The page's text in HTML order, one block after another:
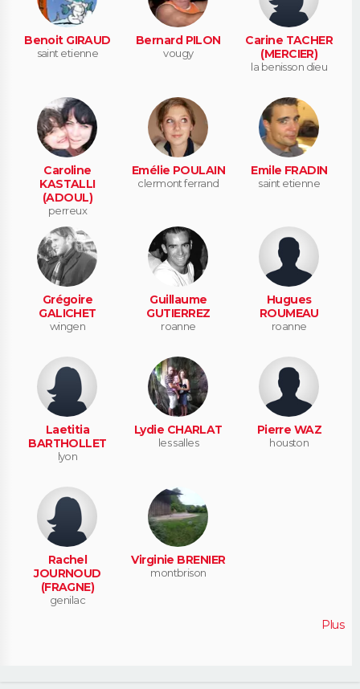
Benoit GIRAUD
saint etienne
Bernard PILON
vougy
Carine TACHER
(MERCIER)
la benisson dieu
Caroline
KASTALLI
(ADOUL)
perreux
Emélie POULAIN
clermont ferrand
Emile FRADIN
saint etienne
Grégoire
GALICHET
wingen
Guillaume
GUTIERREZ
roanne
Hugues
ROUMEAU
roanne
Laetitia
BARTHOLLET
lyon
Lydie CHARLAT
les salles
Pierre WAZ
houston
Rachel
JOURNOUD
(FRAGNE)
genilac
Virginie BRENIER
montbrison
Plus